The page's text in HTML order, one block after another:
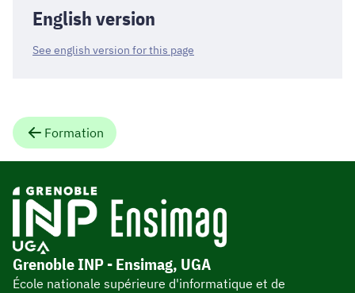
English version
See english version for this page
Formation
Grenoble INP - Ensimag, UGA
École nationale supérieure d'informatique et de